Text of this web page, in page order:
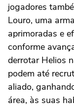
jogadores
Louro, uma
aprimoradas e
conforme
derrotar Helios
podem até
aliado,
área, às suas